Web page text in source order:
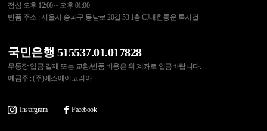
점심 오후 12:00 ~ 오후 01:00
반품 주소 : 서울시 송파구 동남로 20길 53 1층 CJ대한통운 록시걸
국민은행 515537.01.017828
무통장 입금 결제 또는 교환/반품 비용은 위 계좌로 입금바랍니다.
예금주 : (주)에스에이코리아
Instargram Facebook